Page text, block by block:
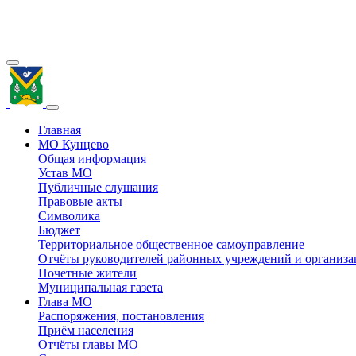
Главная
МО Кунцево
Общая информация
Устав МО
Публичные слушания
Правовые акты
Символика
Бюджет
Территориальное общественное самоуправление
Отчёты руководителей районных учреждений и
Почетные жители
Муниципальная газета
Глава МО
Распоряжения, постановления
Приём населения
Отчёты главы МО